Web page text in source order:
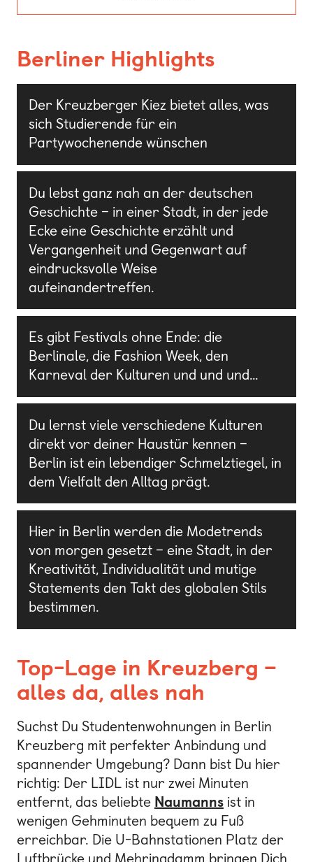
Berliner Highlights
Der Kreuzberger Kiez bietet alles, was
sich Studierende für ein
Partywochenende wünschen
Du lebst ganz nah an der deutschen
Geschichte – in einer Stadt, in der jede
Ecke eine Geschichte erzählt und
Vergangenheit und Gegenwart auf
eindrucksvolle Weise
aufeinandertreffen.
Es gibt Festivals ohne Ende: die
Berlinale, die Fashion Week, den
Karneval der Kulturen und und und…
Du lernst viele verschiedene Kulturen
direkt vor deiner Haustür kennen –
Berlin ist ein lebendiger Schmelztiegel, in
dem Vielfalt den Alltag prägt.
Hier in Berlin werden die Modetrends
von morgen gesetzt – eine Stadt, in der
Kreativität, Individualität und mutige
Statements den Takt des globalen Stils
bestimmen.
Top-Lage in Kreuzberg –
alles da, alles nah
Suchst Du Studentenwohnungen in Berlin
Kreuzberg mit perfekter Anbindung und
spannender Umgebung? Dann bist Du hier
richtig: Der LIDL ist nur zwei Minuten
entfernt, das beliebte Naumanns ist in
wenigen Gehminuten bequem zu Fuß
erreichbar. Die U-Bahnstationen Platz der
Luftbrücke und Mehringdamm bringen Dich